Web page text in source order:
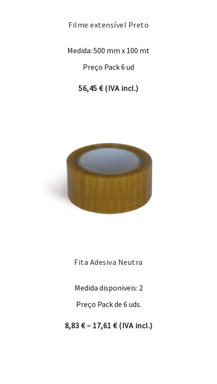
Filme extensível Preto
Medida: 500 mm x 100 mt
Preço Pack 6 ud
56,45€(IVA incl.)
Fita Adesiva Neutra
Medida disponiveis: 2
Preço Pack de 6 uds.
8,83 €– 17,61 €Price range: 8,83 € through
(IVA incl.)